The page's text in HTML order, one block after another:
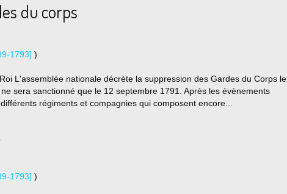
du corps
1793] )
L'assemblée nationale décrète la suppression des Gardes du Corps le
sera sanctionné que le 12 septembre 1791. Après les évènements
régiments et compagnies qui composent encore...
1793] )